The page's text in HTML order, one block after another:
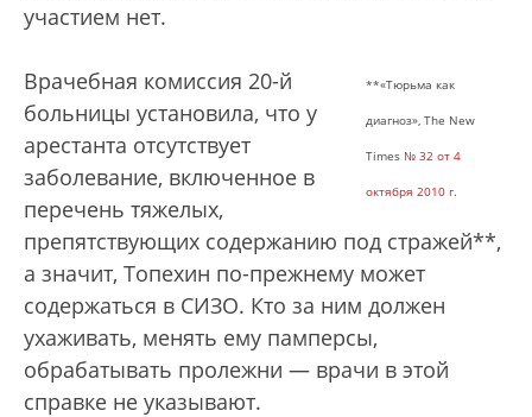
участием нет.
**«Тюрьма как
диагноз», The New
Times № 32 от 4
октября 2010 г.
Врачебная комиссия 20-й
больницы установила, что у
арестанта отсутствует
заболевание, включенное в
перечень тяжелых,
препятствующих содержанию под стражей**,
а значит, Топехин по-прежнему может
содержаться в СИЗО. Кто за ним должен
ухаживать, менять ему памперсы,
обрабатывать пролежни — врачи в этой
справке не указывают.